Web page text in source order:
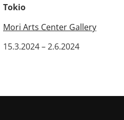
Tokio
Mori Arts Center Gallery
15.3.2024 – 2.6.2024